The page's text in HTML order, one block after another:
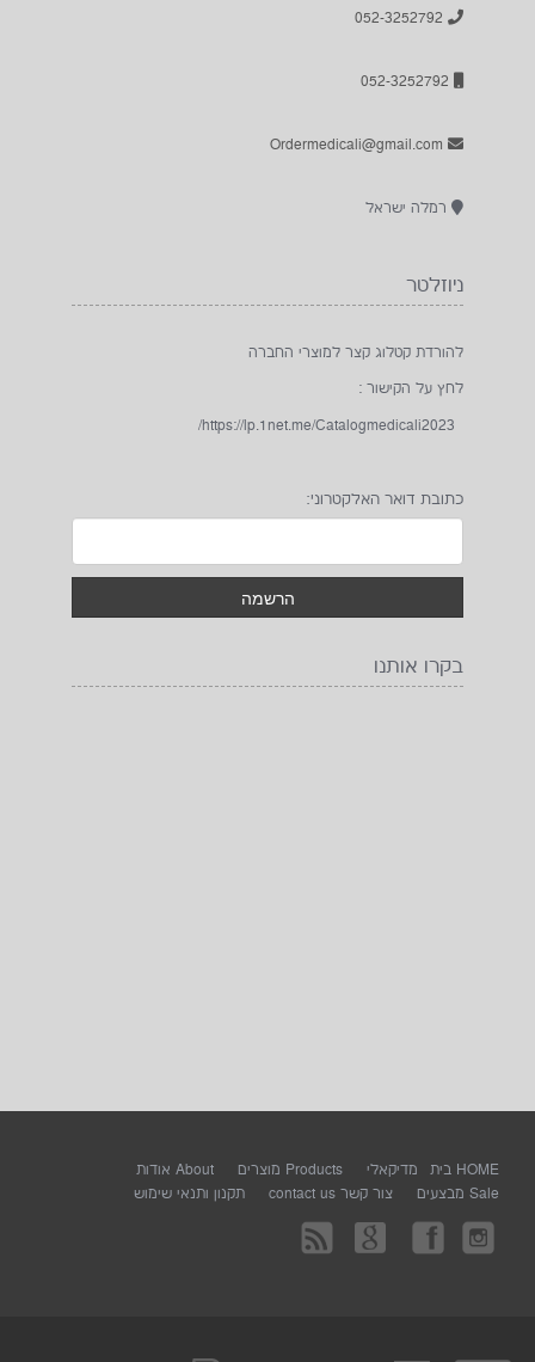
רמלה ישראל
ניוזלטר
להורדת קטלוג קצר למוצרי החברה
לחץ על הקישור :
https://lp.1net.me/Catalogmedicali2023/
כתובת דואר האלקטרוני:
בקרו אותנו
HOME בית מדיקאלי Products מוצרים
About אודות
Sale מבצעים
צור קשר contact us תקנון ותנאי שימוש